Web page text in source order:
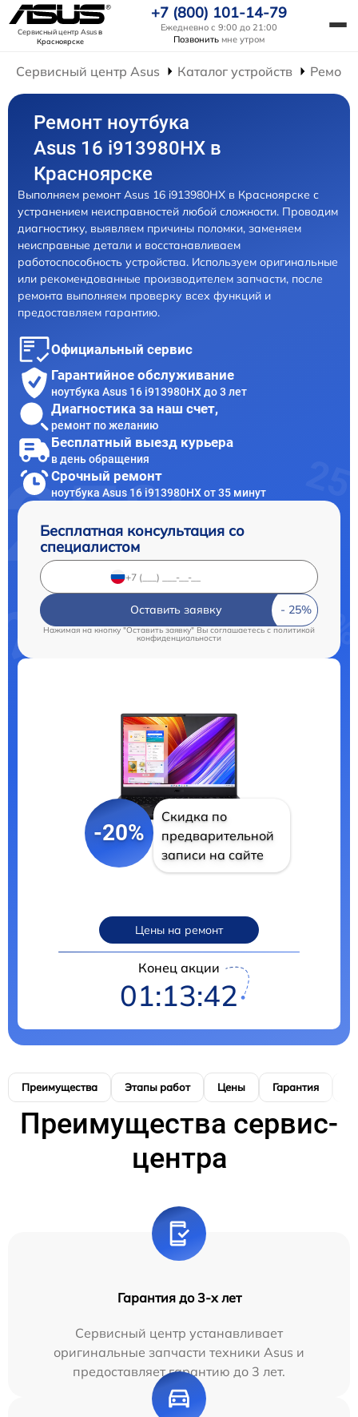
Сервисный центр Asusв
Красноярске
+7 (800) 101-14-79
Ежедневно с 9:00 до 21:00
Позвонить мне утром
Сервисный центр Asus Каталог устройств
Ремонт ноутбука
Asus 16 i913980HX в
Красноярске
Выполняем ремонт Asus 16 i913980HX в Красноярске с
устранением неисправностей любой сложности. Проводим
диагностику, выявляем причины поломки, заменяем
неисправные детали и восстанавливаем
работоспособность устройства. Используем оригинальные
или рекомендованные производителем запчасти, после
ремонта выполняем проверку всех функций и
предоставляем гарантию.
Официальный сервис
Гарантийное обслуживание
ноутбука Asus 16 i913980HX до 3 лет
Диагностика за наш счет,
ремонт по желанию
Бесплатный выезд курьера
в день обращения
Срочный ремонт
ноутбука Asus 16 i913980HX от 35 минут
Бесплатная консультация со
специалистом
Оставить заявку
Нажимая на кнопку "Оставить заявку" Вы соглашаетесь c политикой
конфиденциальности
-20%
Скидка по
предварительной
записи на сайте
Цены на ремонт
Конец акции
01:13:41
Преимущества Этапы работ Цены Гарантия
Преимущества сервис-
центра
Гарантия до 3-х лет
Сервисный центр устанавливает
оригинальные запчасти техники Asus и
предоставляет гарантию до 3 лет.